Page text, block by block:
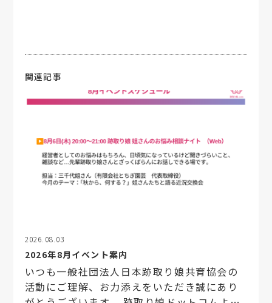
関連記事
2026.08.03
2026年8月イベント案内
いつも一般社団法人日本跡取り娘共育協会の
活動にご理解、お力添えをいただき誠にあり